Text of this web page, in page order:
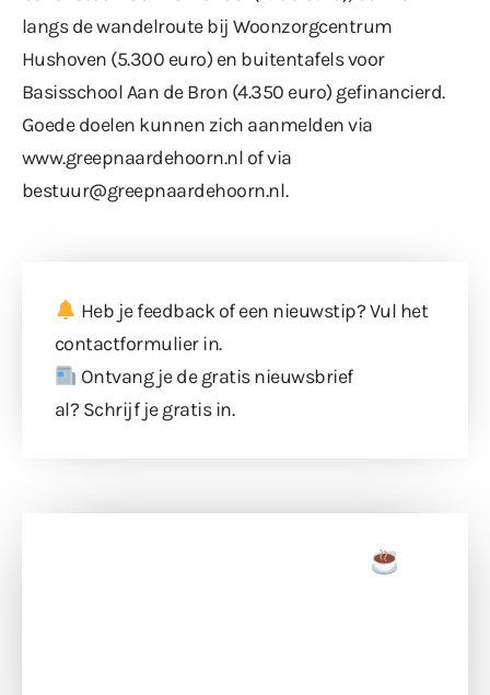
langs de wandelroute bij Woonzorgcentrum
Hushoven (5.300 euro) en buitentafels voor
Basisschool Aan de Bron (4.350 euro) gefinancierd.
Goede doelen kunnen zich aanmelden via
www.greepnaardehoorn.nl of via
bestuur@greepnaardehoorn.nl.
Heb je feedback of een nieuwstip? Vul het
contactformulierin.
Ontvang je de gratis nieuwsbrief
al? Schrijf je gratis in.